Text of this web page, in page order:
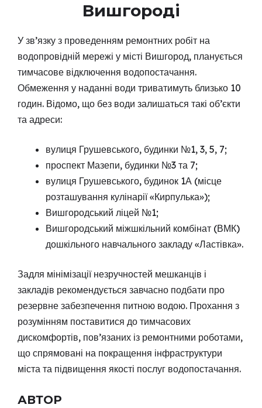
Вишгороді
У зв’язку з проведенням ремонтних робіт на
водопровідній мережі у місті Вишгород, планується
тимчасове відключення водопостачання.
Обмеження у наданні води триватимуть близько 10
годин. Відомо, що без води залишаться такі об’єкти
та адреси:
вулиця Грушевського, будинки №1, 3, 5, 7;
проспект Мазепи, будинки №3 та 7;
вулиця Грушевського, будинок 1А (місце
розташування кулінарії «Кирпулька»);
Вишгородський ліцей №1;
Вишгородський міжшкільний комбінат (ВМК)
дошкільного навчального закладу «Ластівка».
Задля мінімізації незручностей мешканців і
закладів рекомендується завчасно подбати про
резервне забезпечення питною водою. Прохання з
розумінням поставитися до тимчасових
дискомфортів, пов’язаних із ремонтними роботами,
що спрямовані на покращення інфраструктури
міста та підвищення якості послуг водопостачання.
АВТОР